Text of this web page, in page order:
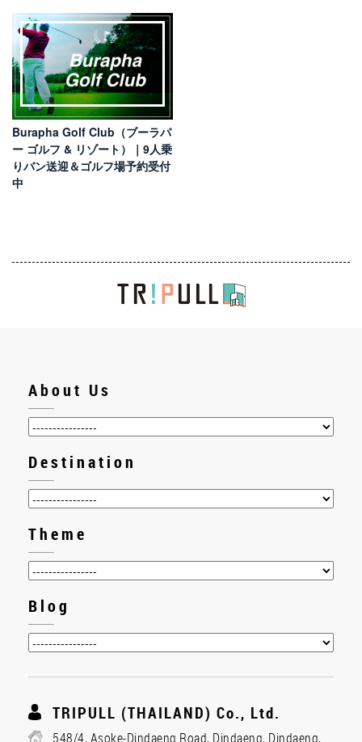
Burapha Golf Club（ブーラパ
ー ゴルフ & リゾート）｜9人乗
りバン送迎＆ゴルフ場予約受付
中
About Us
Destination
Theme
Blog
TRIPULL (THAILAND) Co., Ltd.
548/4, Asoke-Dindaeng Road, Dindaeng, Dindaeng,